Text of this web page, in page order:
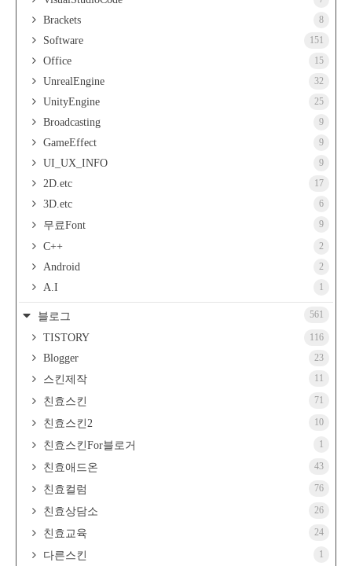
Brackets 8
Software 151
Office 15
UnrealEngine 32
UnityEngine 25
Broadcasting 9
GameEffect 9
UI_UX_INFO 9
2D.etc 17
3D.etc 6
무료Font 9
C++ 2
Android 2
A.I 1
블로그 561
TISTORY 116
Blogger 23
스킨제작 11
친효스킨 71
친효스킨2 10
친효스킨For블로거 1
친효애드온 43
친효컬럼 76
친효상담소 26
친효교육 24
다른스킨 1